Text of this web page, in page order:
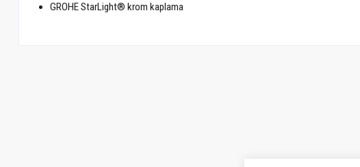
GROHE StarLight® krom kaplama